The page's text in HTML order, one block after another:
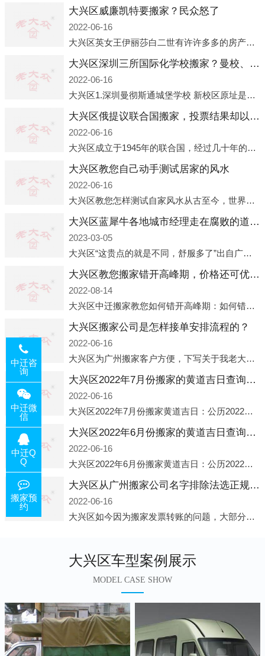
大兴区威廉凯特要搬家？民众怒了
2022-06-16
大兴区英女王伊丽莎白二世有许许多多的房产，遍布英国各地。而作为英女王的亲孙子、未来的英国国王，威廉王子自然也能享受到女王的房产。目前，威廉凯特以及三个孩子有两个经常居住的地点，一处是位于伦敦的肯辛顿宫，一处
大兴区深圳三所国际化学校搬家？曼校、QSI、南山中英文搬走了
2022-06-16
大兴区1.深圳曼彻斯通城堡学校 新校区原址是蛇口国际据悉，此次曼彻斯通城堡学校搬迁到蛇口新校区的开办与蛇口外籍人员子女学校（蛇口国际）有很大的关联。2021年，太子湾实验部就宣布在2022年正式并入蛇口外籍
大兴区俄提议联合国搬家，投票结果却以惨败收场
2022-06-16
大兴区成立于1945年的联合国，经过几十年的发展，如今拥有193个成员国。拥有如此众多会员国的联合国，可以说是世界上最具代表性的国际组织，也是世界上分量最重、有着较高话语权的国际组织。但以美国为首的西方国家
大兴区教您自己动手测试居家的风水
2022-06-16
大兴区教您怎样测试自家风水从古至今，世界各地的人们都在研究人在乾坤中的位置以及它们所形成的关系。通过探究季节转换、星象变化，并且在所观测到的自然规律的指导下，人们开始认识到居住在不同住宅中的人，其一生中的财
大兴区蓝犀牛各地城市经理走在腐败的道路上
2023-03-05
大兴区“这贵点的就是不同，舒服多了”出自广州运营邓经理的口中。2023年开年刚出来，三个司机（加盟蓝犀牛的个人队伍）便请广州经理去佛山娱乐场所大消费了一次，据知悉一晚消费达一万多，由三人平摊费用，燃鹅这样的
大兴区教您搬家错开高峰期，价格还可优惠！
2022-08-14
大兴区中迁搬家教您如何错开高峰期：如何错开高峰期搬家，中迁搬家做了一些电话数据统计和分析，发现市民中午2点左右访问网站的人是最多的，电话咨询是早上9点左右是最多的，预约搬家周六和周日是最多的，网上QQ微
大兴区搬家公司是怎样接单安排流程的？
2022-06-16
大兴区为广州搬家客户方便，下写关于我老大众搬家公司接单的流程，九条给搬家朋友参考，了解搬家公司工序，免去搬家时的没有准备好的工作，给您及时快速的搬好家。一．电话咨询：专人接待客户电话咨询，初步了解客户搬 家
大兴区2022年7月份搬家的黄道吉日查询大全一览表哪天适合搬家好日子
2022-06-16
大兴区2022年7月份搬家黄道吉日：公历2022年7月6日 农历六月初八 星期三 冲虎(甲寅)公历2022年7月12日 农历六月十四 星期二 冲猴(庚申)公历2022年7月13日 农历六月十五 星期三 冲鸡
大兴区2022年6月份搬家的黄道吉日查询大全一览表哪天适合搬家好日子
2022-06-16
大兴区2022年6月份搬家黄道吉日：公历2022年6月1日 农历五月初三 星期三 冲兔(己卯)公历2022年6月4日 农历五月初六 星期六 冲马(壬午)公历2022年6月8日 农历五月初十 星期三 冲狗(丙
大兴区从广州搬家公司名字排除法选正规公司
2022-06-16
大兴区如今因为搬家发票转账的问题，大部分搬家公司都已经注册了营业执照，早5年前基本上所谓的搬家公司都是无注册状态也就是无照营业，由于企业注册量大增所以各种企业信息展示平台如雨后春笋般遍地开花，如：天眼查，企
大兴区车型案例展示
MODEL CASE SHOW
中迁咨
询
中迁微
信
中迁Q
Q
搬家预
约